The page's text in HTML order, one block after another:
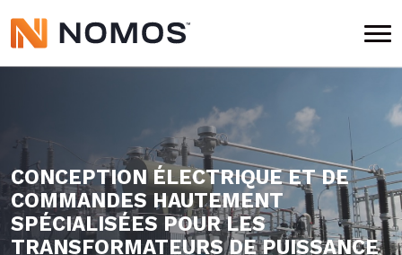
CONCEPTION ÉLECTRIQUE ET DE
COMMANDES HAUTEMENT
SPÉCIALISÉES POUR LES
TRANSFORMATEURS DE PUISSANCE